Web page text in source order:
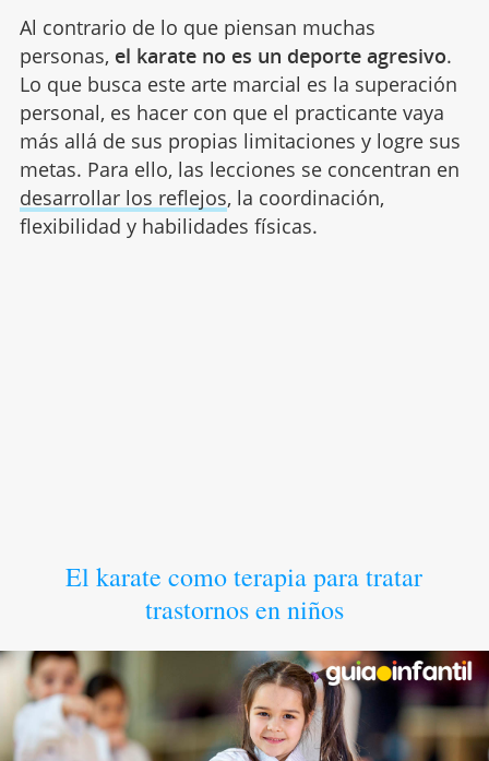
Al contrario de lo que piensan muchas
personas, el karate no es un deporte agresivo.
Lo que busca este arte marcial es la superación
personal, es hacer con que el practicante vaya
más allá de sus propias limitaciones y logre sus
metas. Para ello, las lecciones se concentran en
desarrollar los reflejos, la coordinación,
flexibilidad y habilidades físicas.
El karate como terapia para tratar
trastornos en niños